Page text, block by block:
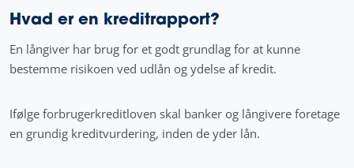
Hvad er en kreditrapport?
En långiver har brug for et godt grundlag for at kunne
bestemme risikoen ved udlån og ydelse af kredit.
Ifølge forbrugerkreditloven skal banker og långivere foretage
en grundig kreditvurdering, inden de yder lån.